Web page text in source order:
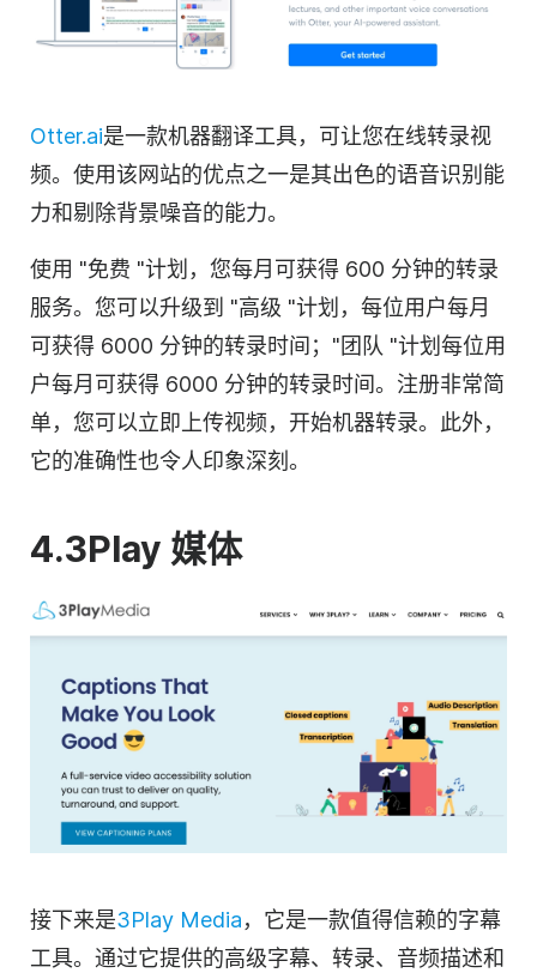
Otter.ai是一款机器翻译工具，可让您在线转录视
频。使用该网站的优点之一是其出色的语音识别 能
力和剔除背景噪音的能力。
使用 "免费 "计划，您每月可获得 600 分钟的转录
服务。您可以升级到 "高级 "计划，每位用户每月
可获得 6000 分钟的转录时间；"团队 "计划每位用
户每月可获得 6000 分钟的转录时间。注册非常简
单，您可以立即上传视频，开始机器转录。此外，
它的准确性也令人印象深刻。
4.3Play 媒体
接下来是3Play Media，它是一款值得信赖的字幕
工具。通过它提供的高级字幕、 转录、音频描述和